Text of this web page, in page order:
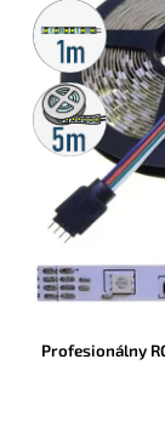
Metrážny
predaj
5m
rolka
Profesionálny